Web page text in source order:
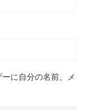
に自分の名前、メ